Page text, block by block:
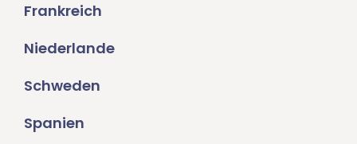
Frankreich
Niederlande
Schweden
Spanien